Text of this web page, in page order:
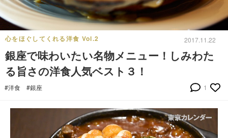
心をほぐしてくれる洋食 Vol.2 2017.11.22
銀座で味わいたい名物メニュー！しみわた
る旨さの洋食人気ベスト３！
#洋食 #銀座 1